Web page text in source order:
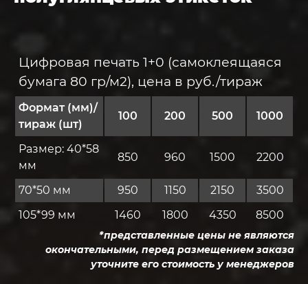
Цифровая печать 1+0 (самоклеящаяся
бумага 80 гр/м2), цена в руб./тираж
Формат (мм)/
тираж (шт)
100 200 500 1000
Размер: 40*58
мм
850 960 1500 2200
70*50 мм 950 1150 2150
3500
105*99 мм
1460 1800 4350 8500
*представленные цены не являются
окончательными, перед размещением заказа
уточните его стоимость у менеджеров